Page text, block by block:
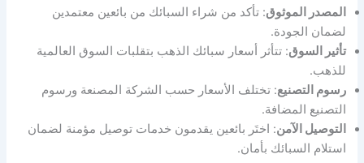
المصدر الموثوق: تأكد من شراء السبائك من بائعين معتمدين
لضمان الجودة.
تأثير السوق: تتأثر أسعار سبائك الذهب بتقلبات السوق العالمية
للذهب.
رسوم التصنيع: تختلف الأسعار حسب الشركة المصنعة ورسوم
التصنيع المضافة.
التوصيل الآمن: اختَر بائعين يقدمون خدمات توصيل مؤمنة لضمان
استلام السبائك بأمان.